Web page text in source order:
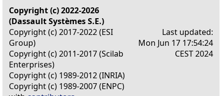
Copyright (c) 2022-2026
(Dassault Systèmes S.E.)
Copyright (c) 2017-2022 (ESI
Group)
Copyright (c) 2011-2017 (Scilab
Enterprises)
Copyright (c) 1989-2012 (INRIA)
Copyright (c) 1989-2007 (ENPC)
Last updated:
Mon Jun 17 17:54:24
CEST 2024